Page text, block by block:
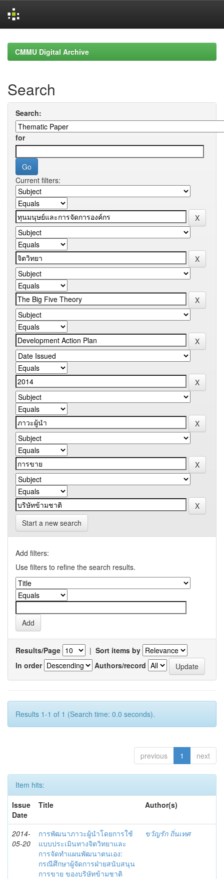
navigationCMMU Digital Archive
Search
Search:
for
Current filters:
Start a new search
Add filters:
Use filters to refine the search results.
Results/Page | Sort items by
In order
Authors/record
Results 1-1 of 1 (Search time: 0.0 seconds).
previous 1 next
Item hits:
Issue
Date
Title Author(s)
2014-
05-20
การพัฒนาภาวะผู้นำโดยการใช้
แบบประเมินทางจิตวิทยาและ
การจัดทำแผนพัฒนาตนเอง:
กรณีศึกษาผู้จัดการฝ่ายสนับสนุน
การขาย ของบริษัทข้ามชาติ
ขวัญรัก ถิ่นเทศ